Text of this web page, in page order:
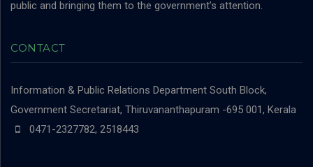
public and bringing them to the government’s attention.
CONTACT
Information & Public Relations Department South Block,
Government Secretariat, Thiruvananthapuram -695 001, Kerala
0471-2327782, 2518443